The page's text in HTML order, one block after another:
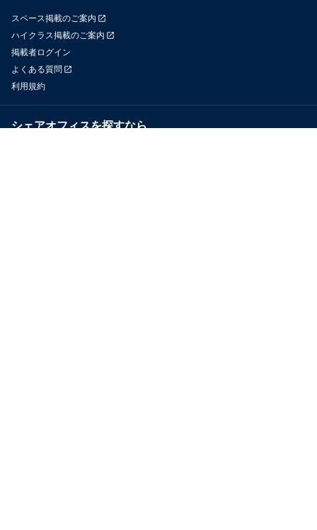
スペース掲載のご案内
ハイクラス掲載のご案内
掲載者ログイン
よくある質問
利用規約
シェアオフィスを探すなら